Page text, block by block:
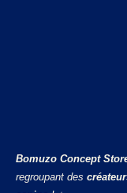
Bomuzo Concept
regroupant des